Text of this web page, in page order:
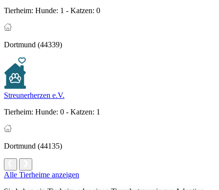
Tierheim: Hunde: 1 - Katzen: 0
Dortmund (44339)
Streunerherzen e.V.
Tierheim: Hunde: 0 - Katzen: 1
Dortmund (44135)
Alle Tierheime anzeigen